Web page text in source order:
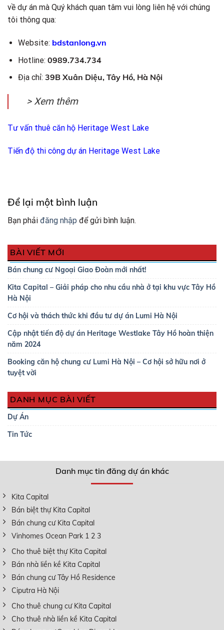
về dự án mà Quý khách quan tâm vui lòng liên hệ với chúng
tôi thông qua:
Website: bdstanlong.vn
Hotline: 0989.734.734
Địa chỉ: 39B Xuân Diệu, Tây Hồ, Hà Nội
> Xem thêm
Tư vấn thuê căn hộ Heritage West Lake
Tiến độ thi công dự án Heritage West Lake
Để lại một bình luận
Bạn phải đăng nhập để gửi bình luận.
BÀI VIẾT MỚI
Bán chung cư Ngoại Giao Đoàn mới nhất!
Kita Capital – Giải pháp cho nhu cầu nhà ở tại khu vực Tây Hồ
Hà Nội
Cơ hội và thách thức khi đầu tư dự án Lumi Hà Nội
Cập nhật tiến độ dự án Heritage Westlake Tây Hồ hoàn thiện
năm 2024
Booking căn hộ chung cư Lumi Hà Nội – Cơ hội sở hữu nơi ở
tuyệt vời
DANH MỤC BÀI VIẾT
Dự Án
Tin Tức
Danh mục tin đăng dự án khác
Kita Capital
Bán biệt thự Kita Capital
Bán chung cư Kita Capital
Vinhomes Ocean Park 1 2 3
Cho thuê biệt thự Kita Capital
Bán nhà liền kề Kita Capital
Bán chung cư Tây Hồ Residence
Ciputra Hà Nội
Cho thuê chung cư Kita Capital
Cho thuê nhà liền kề Kita Capital